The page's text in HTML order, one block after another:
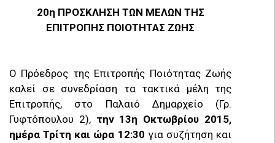
20η ΠΡΟΣΚΛΗΣΗ ΤΩΝ ΜΕΛΩΝ ΤΗΣ
ΕΠΙΤΡΟΠΗΣ ΠΟΙΟΤΗΤΑΣ ΖΩΗΣ
Ο Πρόεδρος της Επιτροπής Ποιότητας Ζωής
καλεί σε συνεδρίαση τα τακτικά μέλη της
Επιτροπής, στο Παλαιό Δημαρχείο (Γρ.
Γυφτόπουλου 2), την 13η Οκτωβρίου 2015,
ημέρα Τρίτη και ώρα 12:30 για συζήτηση και